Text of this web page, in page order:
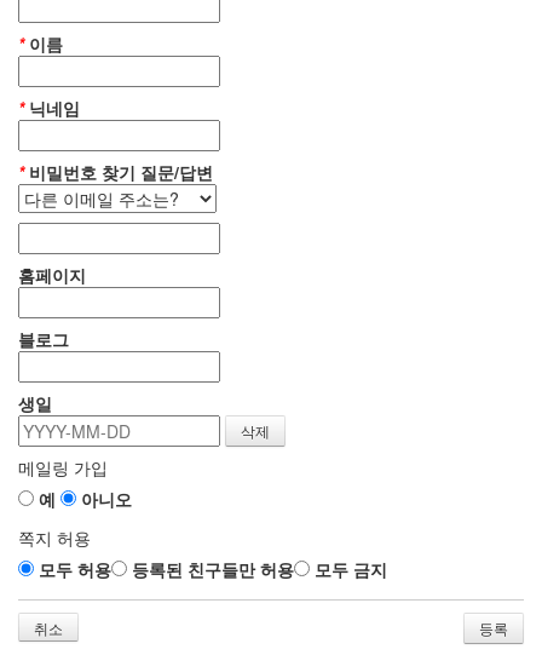
*이름
*닉네임
*비밀번호 찾기 질문/답변
홈페이지
블로그
생일
메일링 가입
예
아니오
쪽지 허용
모두 허용
등록된 친구들만 허용 모두 금지
취소